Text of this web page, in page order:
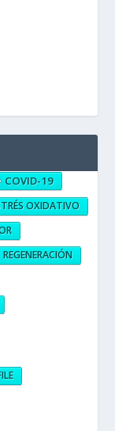
COVID-19
OXIDATIVO
REGENERACIÓN